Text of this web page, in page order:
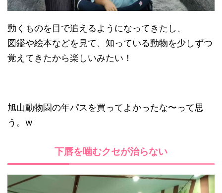
動くものを目で追えるようになってきたし、
図鑑や絵本などを見て、知っている動物を少しずつ
覚えてきたから楽しいみたい！
旭山動物園の年パスを買ってよかったな〜って思
う。w
下唇を噛むクセが治らない